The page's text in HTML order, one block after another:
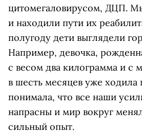
цитомегаловирусом, ДЦП.
и находили пути их
полугоду дети выглядели
Например, девочка,
с весом два килограмма и с
в шесть месяцев уже ходила
понимала, что все наши
напрасны и мир вокруг
сильный опыт.